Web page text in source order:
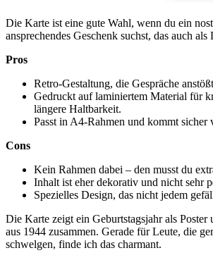
Die Karte ist eine gute Wahl, wenn du ein
ansprechendes Geschenk suchst, das auch als
Pros
Retro-Gestaltung, die Gespräche
Gedruckt auf laminiertem Material für
längere Haltbarkeit.
Passt in A4-Rahmen und kommt sicher
Cons
Kein Rahmen dabei – den musst du
Inhalt ist eher dekorativ und nicht sehr
Spezielles Design, das nicht jedem
Die Karte zeigt ein Geburtstagsjahr als Poster
aus 1944 zusammen. Gerade für Leute, die
schwelgen, finde ich das charmant.